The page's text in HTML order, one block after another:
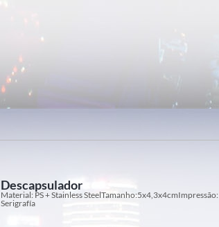
Descapsulador
Material: PS + Stainless SteelTamanho:5x4,3x4cmImpressão:
Serigrafía